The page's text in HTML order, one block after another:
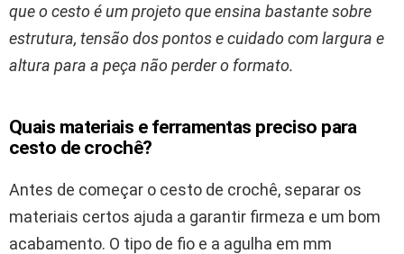
que o cesto é um projeto que ensina bastante sobre
estrutura, tensão dos pontos e cuidado com largura e
altura para a peça não perder o formato.
Quais materiais e ferramentas preciso para
cesto de crochê?
Antes de começar o cesto de crochê, separar os
materiais certos ajuda a garantir firmeza e um bom
acabamento. O tipo de fio e a agulha em mm